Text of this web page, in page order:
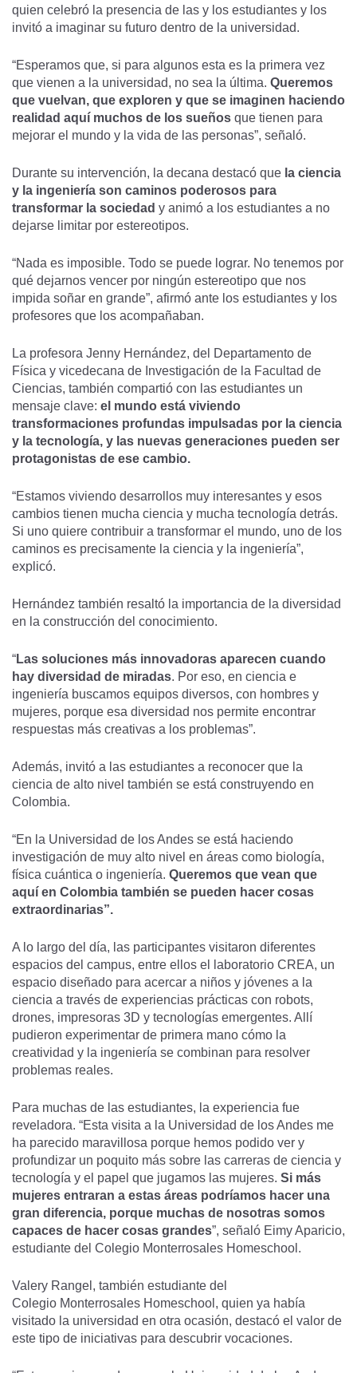
quien celebró la presencia de las y los estudiantes y los
invitó a imaginar su futuro dentro de la universidad.
“Esperamos que, si para algunos esta es la primera vez
que vienen a la universidad, no sea la última. Queremos
que vuelvan, que exploren y que se imaginen haciendo
realidad aquí muchos de los sueños que tienen para
mejorar el mundo y la vida de las personas”, señaló.
Durante su intervención, la decana destacó que la ciencia
y la ingeniería son caminos poderosos para
transformar la sociedad y animó a los estudiantes a no
dejarse limitar por estereotipos.
“Nada es imposible. Todo se puede lograr. No tenemos por
qué dejarnos vencer por ningún estereotipo que nos
impida soñar en grande”, afirmó ante los estudiantes y los
profesores que los acompañaban.
La profesora Jenny Hernández, del Departamento de
Física y vicedecana de Investigación de la Facultad de
Ciencias, también compartió con las estudiantes un
mensaje clave: el mundo está viviendo
transformaciones profundas impulsadas por la ciencia
y la tecnología, y las nuevas generaciones pueden ser
protagonistas de ese cambio.
“Estamos viviendo desarrollos muy interesantes y esos
cambios tienen mucha ciencia y mucha tecnología detrás.
Si uno quiere contribuir a transformar el mundo, uno de los
caminos es precisamente la ciencia y la ingeniería”,
explicó.
Hernández también resaltó la importancia de la diversidad
en la construcción del conocimiento.
“Las soluciones más innovadoras aparecen cuando
hay diversidad de miradas. Por eso, en ciencia e
ingeniería buscamos equipos diversos, con hombres y
mujeres, porque esa diversidad nos permite encontrar
respuestas más creativas a los problemas”.
Además, invitó a las estudiantes a reconocer que la
ciencia de alto nivel también se está construyendo en
Colombia.
“En la Universidad de los Andes se está haciendo
investigación de muy alto nivel en áreas como biología,
física cuántica o ingeniería. Queremos que vean que
aquí en Colombia también se pueden hacer cosas
extraordinarias”.
A lo largo del día, las participantes visitaron diferentes
espacios del campus, entre ellos el laboratorio CREA, un
espacio diseñado para acercar a niños y jóvenes a la
ciencia a través de experiencias prácticas con robots,
drones, impresoras 3D y tecnologías emergentes. Allí
pudieron experimentar de primera mano cómo la
creatividad y la ingeniería se combinan para resolver
problemas reales.
Para muchas de las estudiantes, la experiencia fue
reveladora. “Esta visita a la Universidad de los Andes me
ha parecido maravillosa porque hemos podido ver y
profundizar un poquito más sobre las carreras de ciencia y
tecnología y el papel que jugamos las mujeres. Si más
mujeres entraran a estas áreas podríamos hacer una
gran diferencia, porque muchas de nosotras somos
capaces de hacer cosas grandes”, señaló Eimy Aparicio,
estudiante del Colegio Monterrosales Homeschool.
Valery Rangel, también estudiante del
Colegio Monterrosales Homeschool, quien ya había
visitado la universidad en otra ocasión, destacó el valor de
este tipo de iniciativas para descubrir vocaciones.